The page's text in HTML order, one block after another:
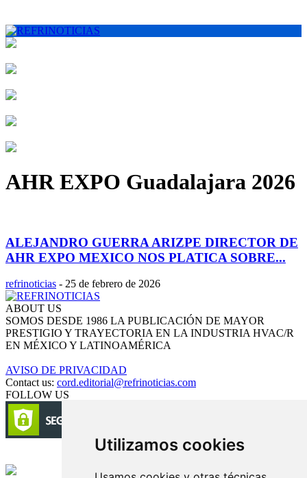
Utilizamos cookies
AHR EXPO Guadalajara 2026
ALEJANDRO GUERRA ARIZPE DIRECTOR DE
AHR EXPO MEXICO NOS PLATICA SOBRE...
refrinoticias - 25 de febrero de 2026
ABOUT US
SOMOS DESDE 1986 LA PUBLICACIÓN DE MAYOR
PRESTIGIO Y TRAYECTORIA EN LA INDUSTRIA HVAC/R
EN MÉXICO Y LATINOAMÉRICA
AVISO DE PRIVACIDAD
Contact us: cord.editorial@refrinoticias.com
FOLLOW US